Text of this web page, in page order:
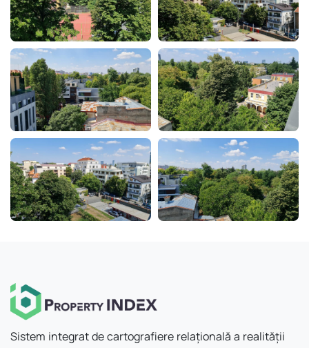
Sistem integrat de cartografiere relațională a realității